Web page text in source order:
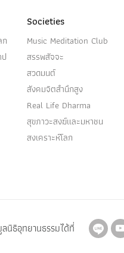
Societies
Music Meditation Club
สรรพสัจจะ
สวดมนต์
สังคมจิตสำนึกสูง
Real Life Dharma
สุขภาวะสงฆ์และมหาชน
สงเคราะห์โลก
นิธิอุทยานธรรมได้ที่